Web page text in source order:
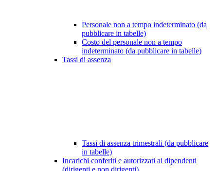
Personale non a tempo indeterminato (da
pubblicare in tabelle)
Costo del personale non a tempo
indeterminato (da pubblicare in tabelle)
Tassi di assenza
Tassi di assenza trimestrali (da pubblicare
in tabelle)
Incarichi conferiti e autorizzati ai dipendenti